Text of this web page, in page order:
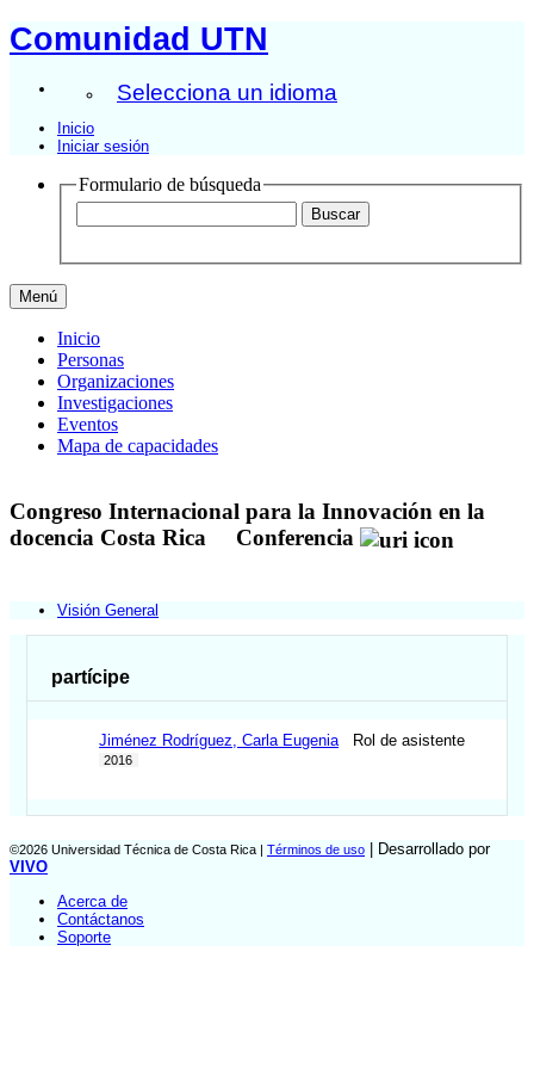
Comunidad UTN
Selecciona un idioma
Inicio
Iniciar sesión
Formulario de búsqueda
Menú
Inicio
Personas
Organizaciones
Investigaciones
Eventos
Mapa de capacidades
Congreso Internacional para la Innovación en la
docencia Costa Rica
Conferencia
Visión General
partícipe
Jiménez Rodríguez, Carla EugeniaRol de asistente
2016
©2026 Universidad Técnica de Costa Rica | Términos de uso
| Desarrollado por
VIVO
Acerca de
Contáctanos
Soporte